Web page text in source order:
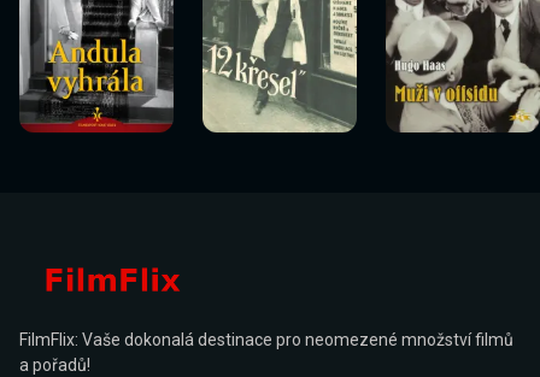
Sledovat
nyní
Sledovat
nyní
Sledovat
nyní
Sledovat
nyní
Sledovat
nyní
Sledovat
FilmFlix: Vaše dokonalá destinace pro neomezené množství filmů
a pořadů!